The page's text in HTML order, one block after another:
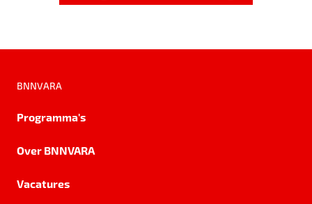
BNNVARA
Programma's
Over BNNVARA
Vacatures